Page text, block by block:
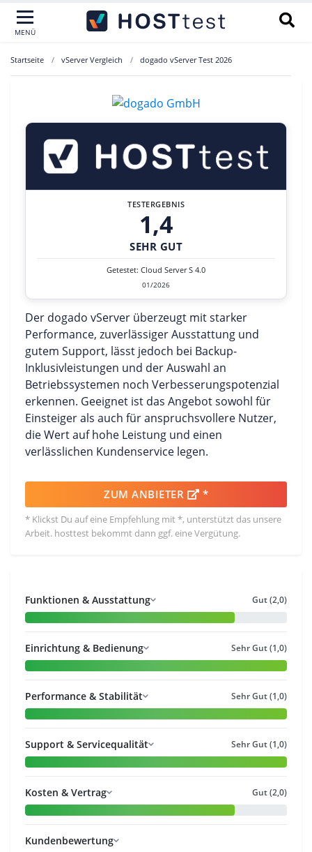
MENÜ
Startseite vServer Vergleich dogado vServer Test 2026
TESTERGEBNIS
1,4
SEHR GUT
Getestet: Cloud Server S 4.0
01/2026
Der dogado vServer überzeugt mit starker
Performance, zuverlässiger Ausstattung und
gutem Support, lässt jedoch bei Backup-
Inklusivleistungen und der Auswahl an
Betriebssystemen noch Verbesserungspotenzial
erkennen. Geeignet ist das Angebot sowohl für
Einsteiger als auch für anspruchsvollere Nutzer,
die Wert auf hohe Leistung und einen
verlässlichen Kundenservice legen.
ZUM ANBIETER *
* Klickst Du auf eine Empfehlung mit *, unterstützt das unsere
Arbeit. hosttest bekommt dann ggf. eine Vergütung.
Funktionen & Ausstattung Gut (2,0)
Einrichtung & Bedienung Sehr Gut (1,0)
Performance & Stabilität Sehr Gut (1,0)
Support & Servicequalität Sehr Gut (1,0)
Kosten & Vertrag Gut (2,0)
Kundenbewertung